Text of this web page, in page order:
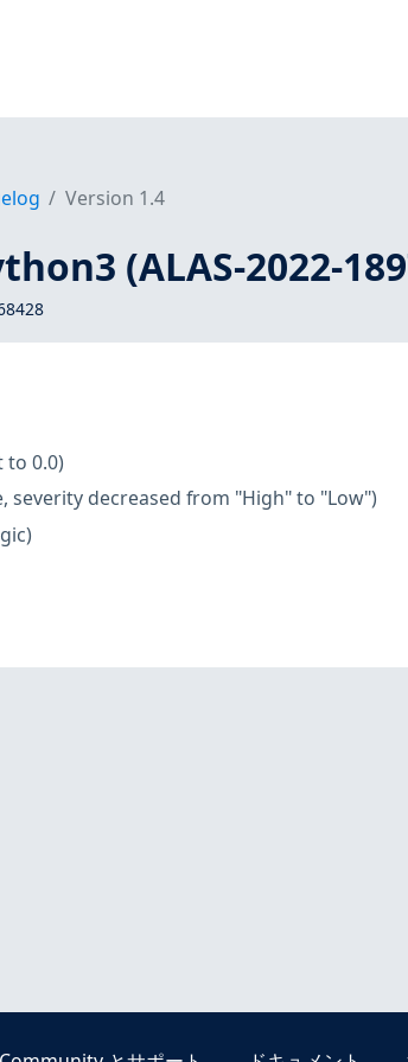
Version 1.4
(ALAS-2022-
to 0.0)
severity decreased from "High" to "Low")